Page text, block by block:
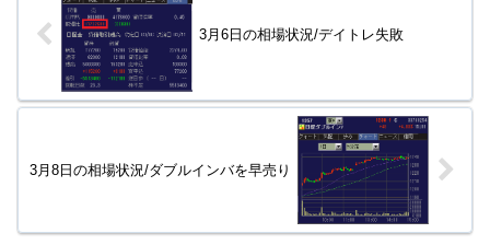
3月6日の相場状況/デイトレ失敗
3月8日の相場状況/ダブルインバを早売り